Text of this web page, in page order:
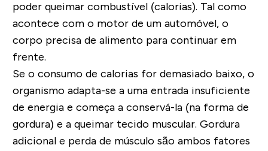
poder queimar combustível (calorias). Tal como
acontece com o motor de um automóvel, o
corpo precisa de alimento para continuar em
frente.
Se o consumo de calorias for demasiado baixo, o
organismo adapta-se a uma entrada insuficiente
de energia e começa a conservá-la (na forma de
gordura) e a queimar tecido muscular. Gordura
adicional e perda de músculo são ambos fatores